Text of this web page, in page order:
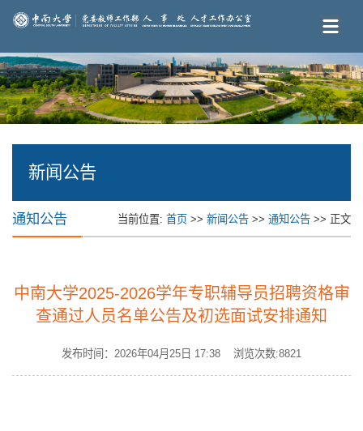
新闻公告
通知公告 当前位置: 首页 >> 新闻公告 >> 通知公告 >> 正文
中南大学2025-2026学年专职辅导员招聘资格审
查通过人员名单公告及初选面试安排通知
发布时间：2026年04月25日 17:38 浏览次数:8821